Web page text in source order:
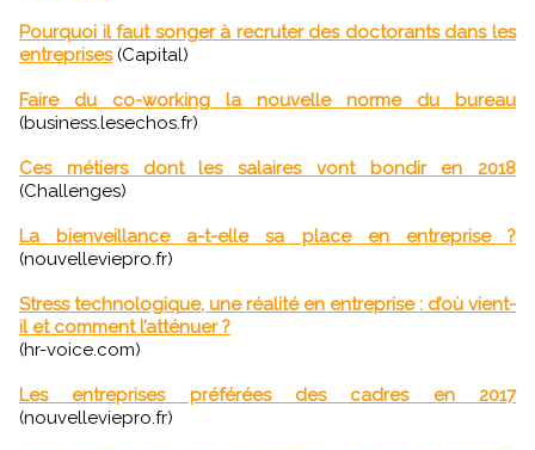
Pourquoi il faut songer à recruter des doctorants dans les
entreprises(Capital)
Faire du co-working la nouvelle norme du bureau
(business.lesechos.fr)
Ces métiers dont les salaires vont bondir en 2018
(Challenges)
La bienveillance a-t-elle sa place en entreprise ?
(nouvelleviepro.fr)
Stress technologique, une réalité en entreprise : d’où vient-
il et comment l’atténuer ?
(hr-voice.com)
Les entreprises préférées des cadres en 2017
(nouvelleviepro.fr)